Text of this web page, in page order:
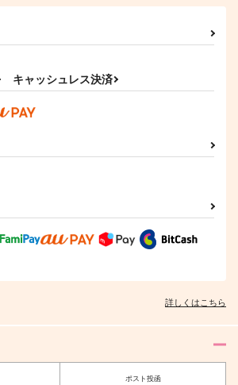
LiLi
110
五条悟×虎杖悠仁
2,044
キャッシュレス決済
詳しくはこちら
ポスト投函